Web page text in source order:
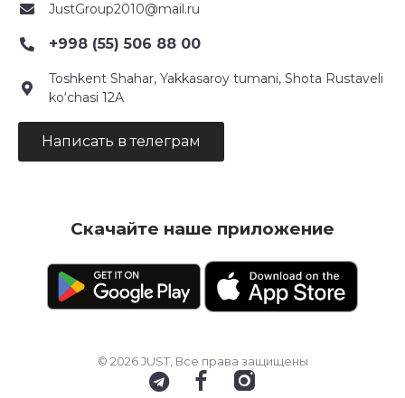
JustGroup2010@mail.ru
+998 (55) 506 88 00
Toshkent Shahar, Yakkasaroy tumani, Shota Rustaveli
ko‘chasi 12A
Написать в телеграм
Скачайте наше приложение
© 2026 JUST, Все права защищены